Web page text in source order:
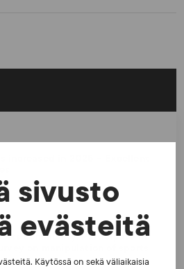
sivusto
evästeitä
Käytössä on sekä väliaikaisia
community: Participate in